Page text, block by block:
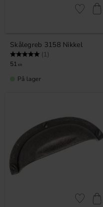
Skålegreb 3158 Nikkel
Vurdering: (1)
51 KR
Gem
På lager
Gem